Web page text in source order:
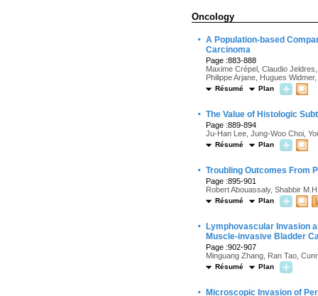
Oncology
· A Population-based
Carcinoma
Page :883-888
Maxime Crépel, Claudio
Philippe Arjane, Hugues
Résumé Plan
· The Value of Histologic
Page :889-894
Ju-Han Lee, Jung-Woo Choi,
Résumé Plan
· Troubling Outcomes From
Page :895-901
Robert Abouassaly, Shabbir
Résumé Plan
·
Lymphovascular Invasion
Muscle-invasive Bladder
Page :902-907
Minguang Zhang, Ran Tao,
Résumé Plan
· Microscopic Invasion of